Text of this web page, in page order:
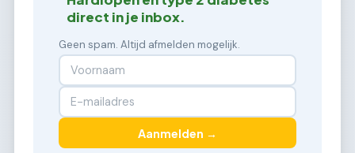
direct in je inbox.
Geen spam. Altijd afmelden mogelijk.
Aanmelden →